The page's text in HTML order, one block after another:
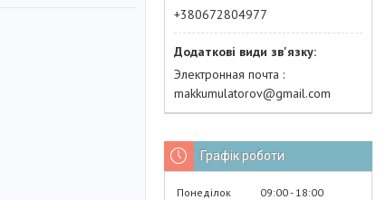
+380672804977
Электронная почта
makkumulatorov@gmail.com
Графік роботи
Понеділок 09:00 18:00